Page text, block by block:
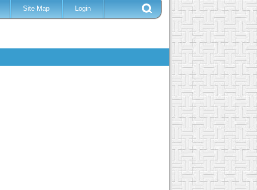
Site Map Login